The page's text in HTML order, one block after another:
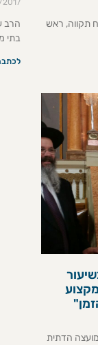
תקווה, ראש
הרב
בתי
הדתית